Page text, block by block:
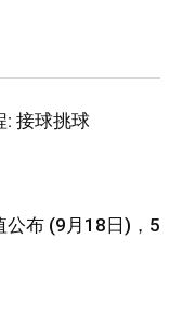
: 接球挑球
公布 (9月18日)，5